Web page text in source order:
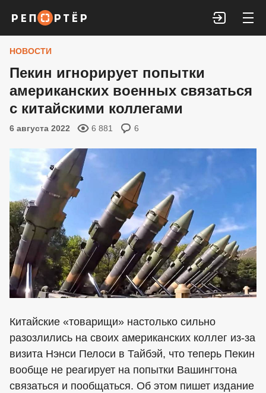
Войти
НОВОСТИ
Пекин игнорирует попытки
американских военных связаться
с китайскими коллегами
6 августа 2022 6 881 6
Китайские «товарищи» настолько сильно
разозлились на своих американских коллег из-за
визита Нэнси Пелоси в Тайбэй, что теперь Пекин
вообще не реагирует на попытки Вашингтона
связаться и пообщаться. Об этом пишет издание